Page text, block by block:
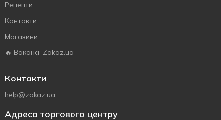
Рецепти
Контакти
Магазини
🔥 Вакансії Zakaz.ua
Контакти
help@zakaz.ua
Адреса торгового центру